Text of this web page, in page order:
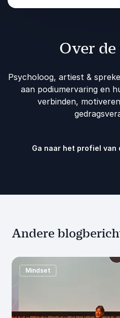
Over
Psycholoog, artiest &
aan podiumervaring en
verbinden,
Ga naar het profiel van
Andere
Mindset